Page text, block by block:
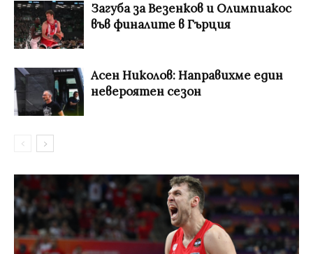
Загуба за Везенков и Олимпиакос
във финалите в Гърция
Асен Николов: Направихме един
невероятен сезон